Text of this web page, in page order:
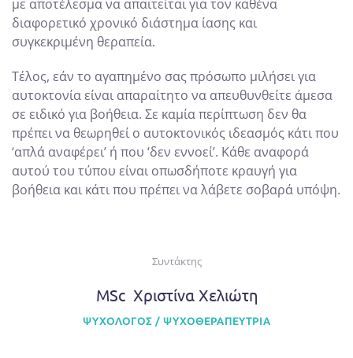
με αποτέλεσμα να απαιτείται για τον καθένα
διαφορετικό χρονικό διάστημα ίασης και
συγκεκριμένη θεραπεία.
Τέλος, εάν το αγαπημένο σας πρόσωπο μιλήσει για
αυτοκτονία είναι απαραίτητο να απευθυνθείτε άμεσα
σε ειδικό για βοήθεια. Σε καμία περίπτωση δεν θα
πρέπει να θεωρηθεί ο αυτοκτονικός ιδεασμός κάτι που
‘απλά αναφέρει’ ή που ‘δεν εννοεί’. Κάθε αναφορά
αυτού του τύπου είναι οπωσδήποτε κραυγή για
βοήθεια και κάτι που πρέπει να λάβετε σοβαρά υπόψη.
Συντάκτης
MSc Χριστίνα Χελιώτη
ΨΥΧΟΛΌΓΟΣ / ΨΥΧΟΘΕΡΑΠΕΎΤΡΙΑ